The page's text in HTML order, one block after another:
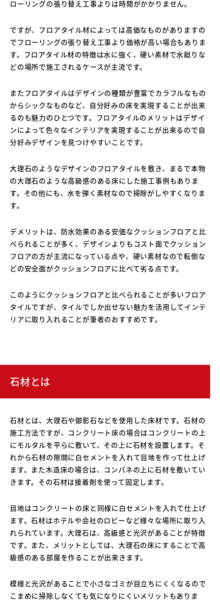
ローリングの張り替え工事よりは時間がかかりません。
ですが、フロアタイル材によっては高価なものがありますの
でフローリングの張り替え工事より価格が高い場合もありま
す。フロアタイル材の特徴は水に強く、硬い素材で水廻りな
どの場所で施工されるケースが主流です。
またフロアタイルはデザインの種類が豊富でカラフルなもの
からシックなものなど、自分好みの床を実現することが出来
るのも魅力のひとつです。フロアタイルのメリットはデザイ
ンによって色々なインテリアを実現することが出来るので自
分好みデザインを見つけやすいことです。
大理石のようなデザインのフロアタイルを敷き、まるで本物
の大理石のような高級感のある床にした施工事例もありま
す。その他にも、水を弾く素材なので掃除がしやすくなりま
す。
デメリットは、防水効果のある安価なクッションフロアと比
べられることが多く、デザインよりもコスト面でクッション
フロアの方が主流になっている点や、硬い素材なので転倒な
どの安全面がクッションフロアに比べて劣る点です。
このようにクッションフロアと比べられることが多いフロア
タイルですが、タイルでしか出せない魅力を活用してインテ
リアに取り入れることが筆者のおすすめです。
石材とは
石材とは、大理石や御影石などを使用した床材です。石材の
施工方法ですが、コンクリート床の場合はコンクリートの上
にモルタルを平らに敷いて、その上に石材を設置します。そ
れから石材の隙間に白セメントを入れて目地を作って仕上げ
ます。また木造床の場合は、コンパネの上に石材を敷いてい
きます。その石材は接着剤を使って固定します。
目地はコンクリートの床と同様に白セメントを入れて仕上げ
ます。石材はホテルや会社のロビーなど様々な場所に取り入
れられています。大理石は、高級感と光沢があることが特徴
です。また、メリットとしては、大理石の床にすることで高
級感のある部屋を作ることが出来きます。
模様と光沢があることで小さなゴミが目立ちにくくなるので
こまめに掃除しなくても気になりにくいメリットもありま